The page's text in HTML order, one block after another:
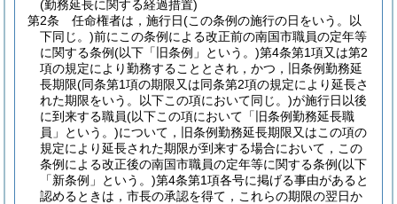
(勤務延長に関する経過措置)
第2条
任命権者は，施行日(この条例の施行の日をいう。以
下同じ。)前にこの条例による改正前の南国市職員の定年等
に関する条例(以下「旧条例」という。)第4条第1項又は第2
項の規定により勤務することとされ，かつ，旧条例勤務延
長期限(同条第1項の期限又は同条第2項の規定により延長さ
れた期限をいう。以下この項において同じ。)が施行日以後
に到来する職員(以下この項において「旧条例勤務延長職
員」という。)について，旧条例勤務延長期限又はこの項の
規定により延長された期限が到来する場合において，この
条例による改正後の南国市職員の定年等に関する条例(以下
「新条例」という。)第4条第1項各号に掲げる事由があると
認めるときは，市長の承認を得て，これらの期限の翌日か